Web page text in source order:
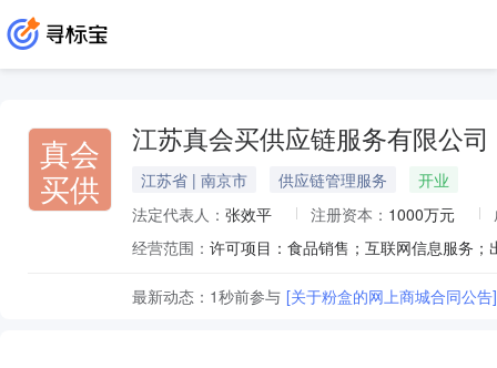
真会
买供
江苏真会买供应链服务有限公司
江苏省 | 南京市 供应链管理服务
开业
法定代表人： 张效平 注册资本： 1000万元
经营范围：
最新动态： 1秒前参与 [关于粉盒的网上商城合同公告]